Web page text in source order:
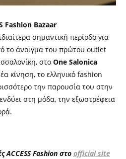
Fashion Bazaar
σημαντική περίοδο για
το άνοιγμα του πρώτου outlet
στο One Salonica
κίνηση, το ελληνικό fashion
την παρουσία του στην
στη μόδα, την εξωστρέφεια
ACCESS Fashion στο official site